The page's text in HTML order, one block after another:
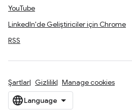
YouTube
LinkedIn'de Geliştiriciler için Chrome
RSS
Şartlar Gizlilik Manage cookies